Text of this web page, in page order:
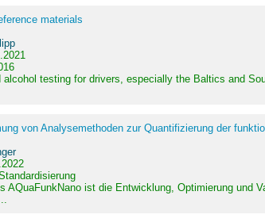
materials
alcohol testing for drivers, especially the Baltics and
von Analysemethoden zur Quantifizierung der
AQuaFunkNano ist die Entwicklung, Optimierung und